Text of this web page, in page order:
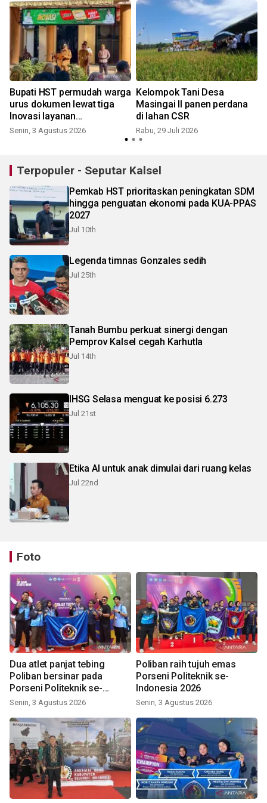
Bupati HST permudah warga
urus dokumen lewat tiga
Inovasi layanan
kependudukan
Senin, 3 Agustus 2026
Kelompok Tani Desa
Masingai II panen perdana
di lahan CSR
Rabu, 29 Juli 2026
Terpopuler - Seputar Kalsel
Pemkab HST prioritaskan peningkatan SDM
hingga penguatan ekonomi pada KUA-PPAS
2027
Jul 10th
Legenda timnas Gonzales sedih
Jul 25th
Tanah Bumbu perkuat sinergi dengan
Pemprov Kalsel cegah Karhutla
Jul 14th
IHSG Selasa menguat ke posisi 6.273
Jul 21st
Etika AI untuk anak dimulai dari ruang kelas
Jul 22nd
Foto
Dua atlet panjat tebing
Poliban bersinar pada
Porseni Politeknik se-
Indonesia 2026
Senin, 3 Agustus 2026
Poliban raih tujuh emas
Porseni Politeknik se-
Indonesia 2026
Senin, 3 Agustus 2026